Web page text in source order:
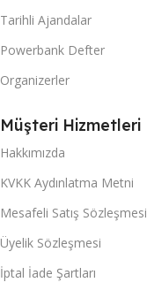
Tarihli Ajandalar
Powerbank Defter
Organizerler
Müşteri Hizmetleri
Hakkımızda
KVKK Aydınlatma Metni
Mesafeli Satış Sözleşmesi
Üyelik Sözleşmesi
İptal İade Şartları